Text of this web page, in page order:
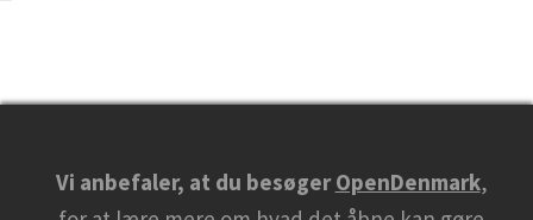
Vi anbefaler, at du besøgerOpenDenmark,